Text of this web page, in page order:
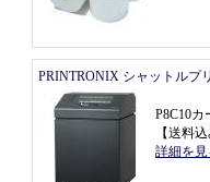
PRINTRONIX シャットルプ
P8C10
【送料
詳細を